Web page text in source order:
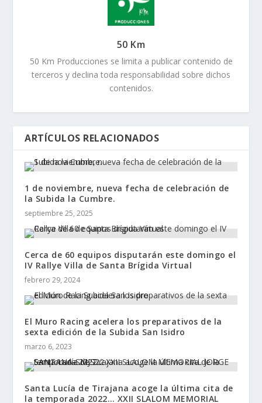
50 Km
50 Km Producciones se limita a publicar contenido de
terceros y declina toda responsabilidad sobre dichos
contenidos.
ARTÍCULOS RELACIONADOS
1 de noviembre, nueva fecha de celebración de
la Subida la Cumbre.
septiembre 25, 2025
Cerca de 60 equipos disputarán este domingo el
IV Rallye Villa de Santa Brígida Virtual
febrero 29, 2024
El Muro Racing acelera los preparativos de la
sexta edición de la Subida San Isidro
marzo 6, 2023
Santa Lucía de Tirajana acoge la última cita de
la temporada 2022… XXII SLALOM MEMORIAL